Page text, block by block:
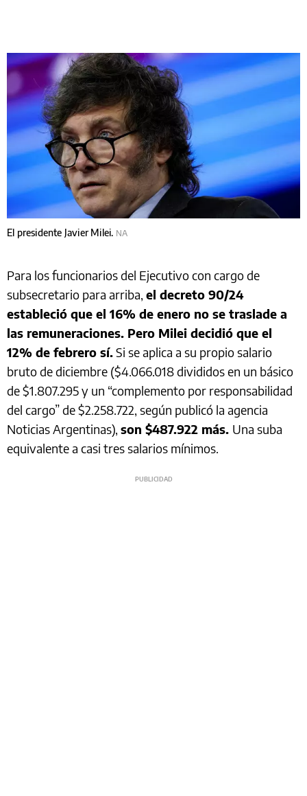
El presidente Javier Milei. NA
Para los funcionarios del Ejecutivo con cargo de
subsecretario para arriba, el decreto 90/24
estableció que el 16% de enero no se traslade a
las remuneraciones. Pero Milei decidió que el
12% de febrero sí.Si se aplica a su propio salario
bruto de diciembre ($4.066.018 divididos en un básico
de $1.807.295 y un “complemento por responsabilidad
del cargo” de $2.258.722, según publicó la agencia
Noticias Argentinas), son $487.922 más. Una suba
equivalente a casi tres salarios mínimos.